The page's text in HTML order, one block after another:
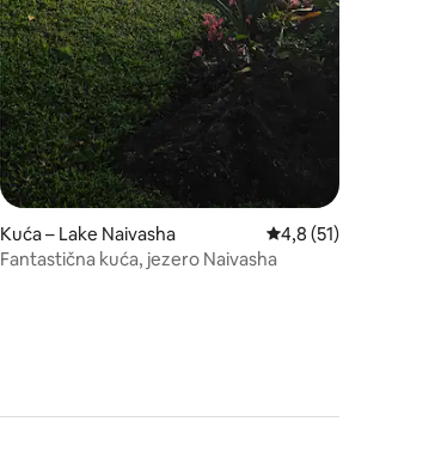
Kuća – Lake Naivasha Prosječna ocjena:
4,8 (51)
Fantastična kuća, jezero Naivasha